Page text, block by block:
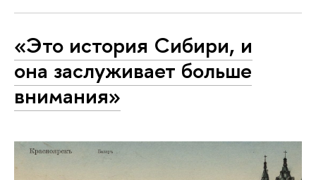
«Это история Сибири, и
она заслуживает больше
внимания»